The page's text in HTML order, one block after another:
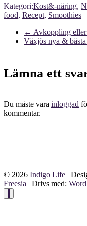
Kategori:Kost&-näring,
food, Recept, Smoothies
← Avkoppling
Växjös nya &
Lämna ett
Du måste vara inloggad
kommentar.
© 2026 Indigo Life |
Freesia | Drivs med: